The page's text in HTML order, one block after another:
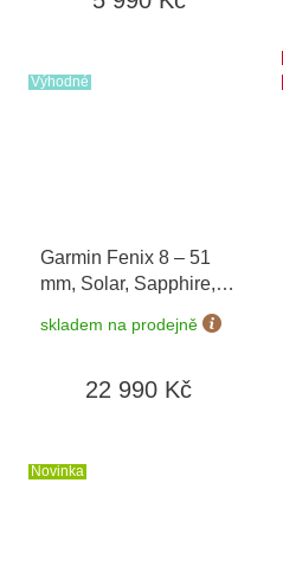
Výhodné
Garmin Fenix 8 – 51
mm, Solar, Sapphire,
Yellow/Graphite 010-
skladem na prodejně
22 990 Kč
Novinka